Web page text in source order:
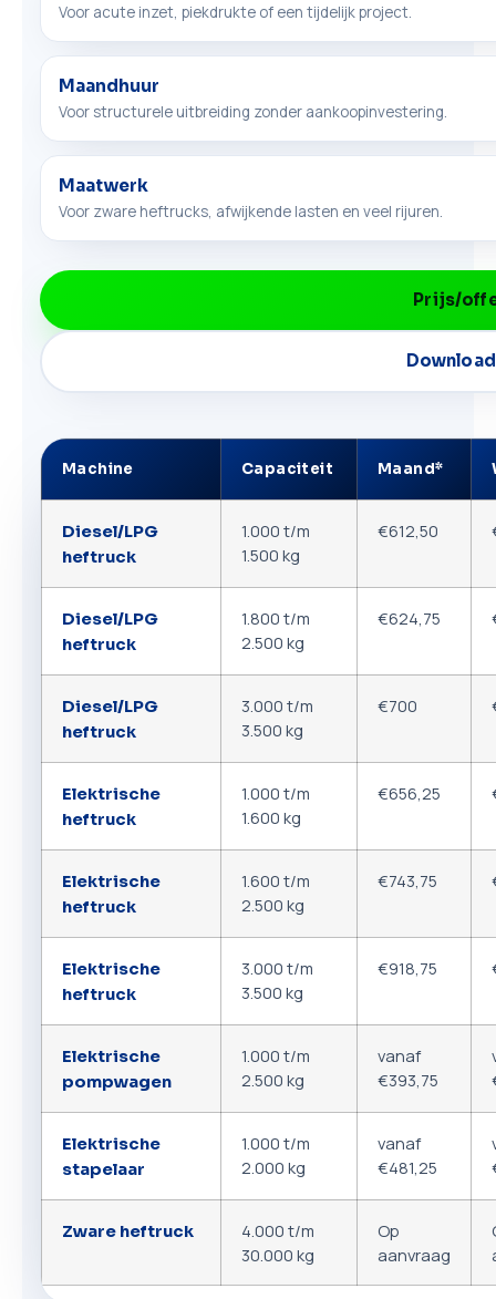
Voor acute inzet, piekdrukte of een tijdelijk project.
Maandhuur
Voor structurele uitbreiding zonder aankoopinvestering.
Maatwerk
Voor zware heftrucks, afwijkende lasten en veel rijuren.
Prijs/
Machine Capaciteit Maand*
Diesel/LPG
heftruck
1.000 t/m
1.500 kg
€612,50
Diesel/LPG
heftruck
1.800 t/m
2.500 kg
€624,75
Diesel/LPG
heftruck
3.000 t/m
3.500 kg
€700
Elektrische
heftruck
1.000 t/m
1.600 kg
€656,25
Elektrische
heftruck
1.600 t/m
2.500 kg
€743,75
Elektrische
heftruck
3.000 t/m
3.500 kg
€918,75
Elektrische
pompwagen
1.000 t/m
2.500 kg
vanaf
€393,75
Elektrische
stapelaar
1.000 t/m
2.000 kg
vanaf
€481,25
Zware heftruck
4.000 t/m
30.000 kg
Op
aanvraag